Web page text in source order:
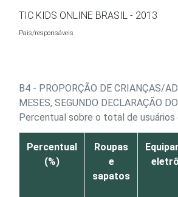
TIC KIDS ONLINE BRASIL - 2013
Pais/responsáveis
B4 - PROPORÇÃO DE CRIANÇAS/
MESES, SEGUNDO DECLARAÇÃO
Percentual sobre o total de
Percentual
(%)
Roupas
e
sapatos